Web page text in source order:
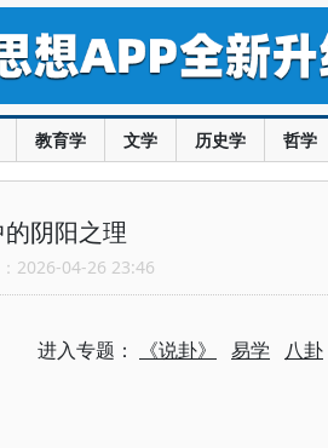
教育学 文学 历史学 哲学
阴阳之理
2026-04-26 23:46
进入专题： 《说卦》 易学 八卦